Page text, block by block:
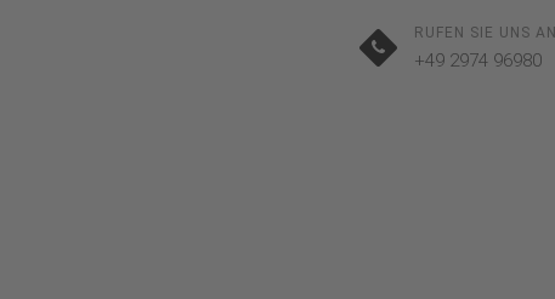
RUFEN SIE UNS AN
+49 2974 96980